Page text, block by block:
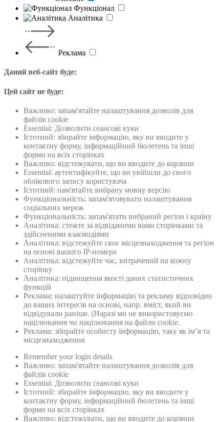
Функцiонал
Аналiтика
Реклама
Даний веб-сайт буде:
Цей сайт не буде:
Важливо: запам'ятайте налаштування дозволів для
файлів cookie
Essential: Дозволити сеансові куки
Істотний: збирайте інформацію, яку ви вводите у
контактну форму, інформаційний бюлетень та інші
форми на всіх сторінках
Важливо: відстежувати, що ви вводите до корзини
Essential: аутентифікуйте, що ви увійшли до свого
облікового запису користувача
Істотний: пам'ятайте вибрану мовну версію
Функціональність: запам'ятовувати налаштування
соціальних мереж
Функціональність: запам'ятати вибраний регіон і країну
Аналітика: стежте за відвіданими вами сторінками та
здійсненими взаємодіями
Аналітика: відстежуйте своє місцезнаходження та регіон
на основі вашого IP-номера
Аналітика: відстежуйте час, витрачений на кожну
сторінку
Аналітика: підвищення якості даних статистичних
функцій
Реклама: налаштуйте інформацію та рекламу відповідно
до ваших інтересів на основі, напр. вміст, який ви
відвідували раніше. (Наразі ми не використовуємо
націлювання чи націлювання на файли cookie.
Реклама: збирайте особисту інформацію, таку як ім’я та
місцезнаходження
Remember your login details
Важливо: запам'ятайте налаштування дозволів для
файлів cookie
Essential: Дозволити сеансові куки
Істотний: збирайте інформацію, яку ви вводите у
контактну форму, інформаційний бюлетень та інші
форми на всіх сторінках
Важливо: відстежувати, що ви вводите до корзини